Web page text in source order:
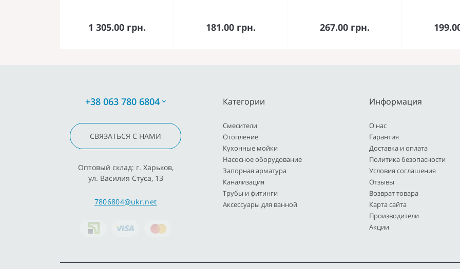
1 305.00 грн.
В корзину 181.00 грн.
В корзину 267.00 грн.
В корзину В
+38 063 780 6804
СВЯЗАТЬСЯ С НАМИ
Оптовый склад: г. Харьков,
ул. Василия Стуса, 13
7806804@ukr.net
Категории
Cмесители
Отопление
Кухонные мойки
Насосное оборудование
Запорная арматура
Канализация
Трубы и фитинги
Аксессуары для ванной
Информация
О нас
Гарантия
Доставка и оплата
Политика безопасности
Условия соглашения
Отзывы
Возврат товара
Карта сайта
Производители
Акции